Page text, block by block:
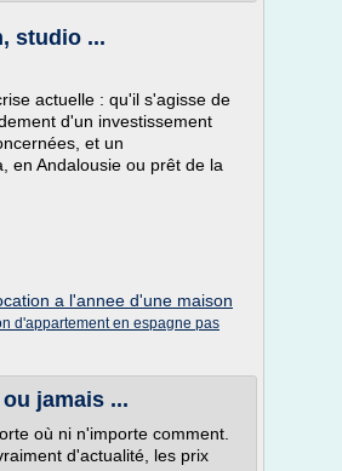
studio ...
actuelle : qu'il s'agisse de
d'un investissement
et un
en Andalousie ou prêt de la
a l'annee d'une maison
d'appartement en espagne pas
jamais ...
où ni n'importe comment.
d'actualité, les prix